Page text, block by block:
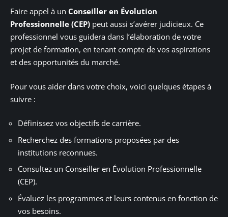
Faire appel à un Conseiller en Évolution
Professionnelle (CEP) peut aussi s’avérer judicieux. Ce
professionnel vous guidera dans l’élaboration de votre
projet de formation, en tenant compte de vos aspirations
et des opportunités du marché.
Pour vous aider dans votre choix, voici quelques étapes à
suivre :
Définissez vos objectifs de carrière.
Recherchez des formations proposées par des
institutions reconnues.
Consultez un Conseiller en Évolution Professionnelle
(CEP).
Évaluez les programmes et leurs contenus en fonction de
vos besoins.